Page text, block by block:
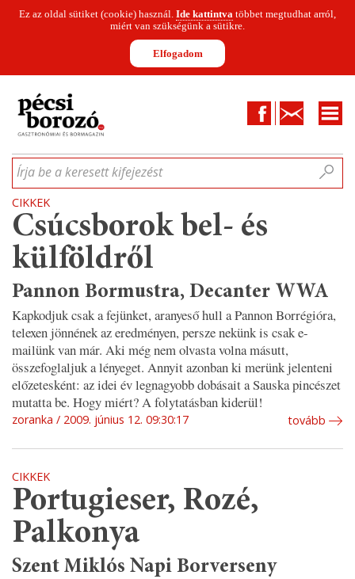
Ez az oldal sütiket (cookie) használ. Ide kattintva többet megtudhat arról,
miért van szükségünk a sütikre.
Elfogadom
FacebookKapcsolat
CIKKEKHÍREKINFOGRAFIKÁKMUNKATÁRSAKWINESOFA
Írja be a keresett kifejezést
CIKKEK
Csúcsborok bel- és
külföldről
Pannon Bormustra, Decanter WWA
Kapkodjuk csak a fejünket, aranyeső hull a Pannon Borrégióra,
telexen jönnének az eredményen, persze nekünk is csak e-
mailünk van már. Aki még nem olvasta volna másutt,
összefoglaljuk a lényeget. Annyit azonban ki merünk jelenteni
előzetesként: az idei év legnagyobb dobásait a Sauska pincészet
mutatta be. Hogy miért? A folytatásban kiderül!
zoranka 2009. június 12. 09:30:17 tovább
CIKKEK
Portugieser, Rozé,
Palkonya
Szent Miklós Napi Borverseny